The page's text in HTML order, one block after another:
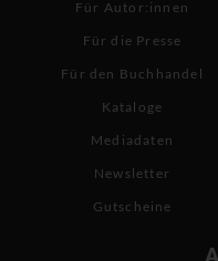
Für Autor:innen
Für die Presse
Für den Buchhandel
Kataloge
Mediadaten
Newsletter
Gutscheine